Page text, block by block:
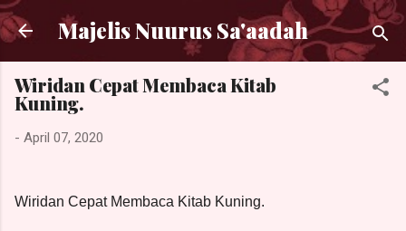
Langsung ke konten utama
Majelis Nuurus Sa'aadah
Wiridan Cepat Membaca Kitab
Kuning.
- April 07, 2020
Wiridan Cepat Membaca Kitab Kuning.